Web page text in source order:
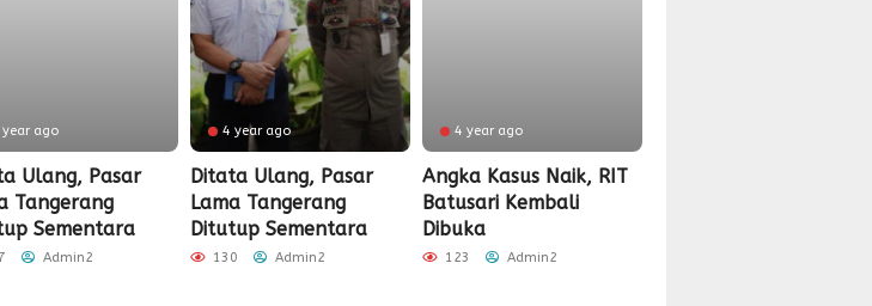
year ago
Ulang, Pasar
Tangerang
Sementara
Admin2
4 year ago
Ditata Ulang, Pasar
Lama Tangerang
Ditutup Sementara
130 Admin2
4 year ago
Angka Kasus Naik, RIT
Batusari Kembali
Dibuka
123 Admin2